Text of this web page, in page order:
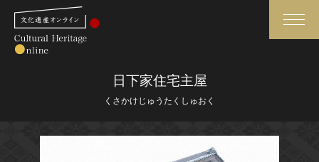
さらに詳細検索
日下家住宅主屋
くさかけじゅうたくしゅおく